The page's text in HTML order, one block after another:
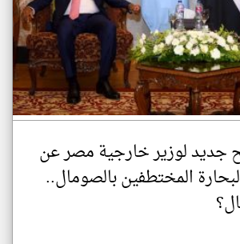
جديد لوزير خارجية مصر عن
المختطفين بالصومال..